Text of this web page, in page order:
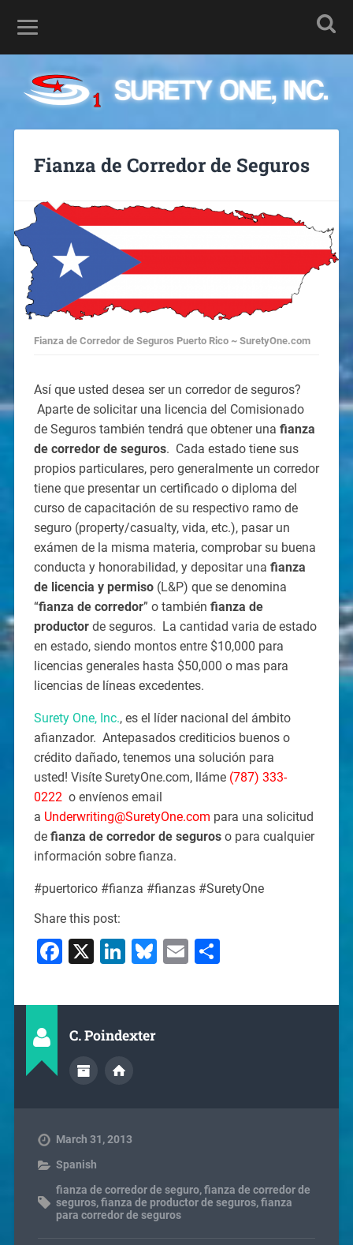
Fianza de Corredor de Seguros
Fianza de Corredor de Seguros Puerto Rico ~ SuretyOne.com
Así que usted desea ser un corredor de seguros?
Aparte de solicitar una licencia del Comisionado
de Seguros también tendrá que obtener una fianza
de corredor de seguros. Cada estado tiene sus
propios particulares, pero generalmente un corredor
tiene que presentar un certificado o diploma del
curso de capacitación de su respectivo ramo de
seguro (property/casualty, vida, etc.), pasar un
exámen de la misma materia, comprobar su buena
conducta y honorabilidad, y depositar una fianza
de licencia y permiso(L&P) que se denomina
“fianza de corredor” o también fianza de
productorde seguros. La cantidad varia de estado
en estado, siendo montos entre $10,000 para
licencias generales hasta $50,000 o mas para
licencias de líneas excedentes.
Surety One, Inc., es el líder nacional del ámbito
afianzador. Antepasados crediticios buenos o
crédito dañado, tenemos una solución para
usted! Visíte SuretyOne.com, lláme (787) 333-
0222o envíenos email
a Underwriting@SuretyOne.com para una solicitud
de fianza de corredor de seguroso para cualquier
información sobre fianza.
#puertorico #fianza #fianzas #SuretyOne
Share this post:
Facebook
X LinkedIn
Bluesky
EmailShare
C. Poindexter
March 31, 2013
Spanish
fianza de corredor de seguro,fianza de corredor de
seguros,fianza de productor de seguros,fianza
para corredor de seguros